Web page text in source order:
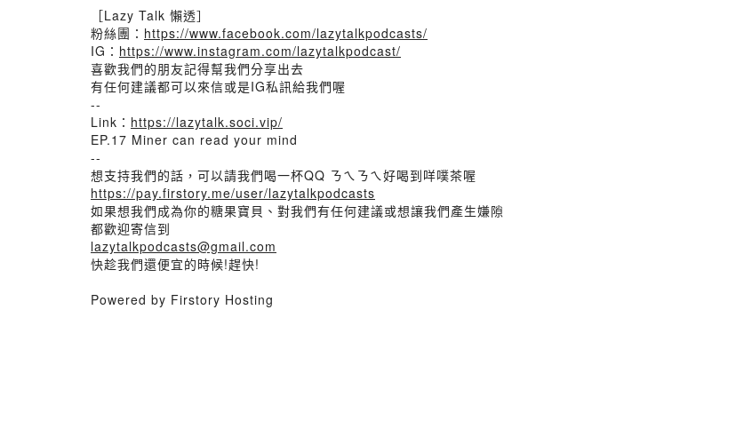
［Lazy Talk 懶透］
粉絲團： https://www.facebook.com/lazytalkpodcasts/
IG： https://www.instagram.com/lazytalkpodcast/
喜歡我們的朋友記得幫我們分享出去
有任何建議都可以來信或是IG私訊給我們喔
--
Link： https://lazytalk.soci.vip/
EP.17 Miner can read your mind
--
想支持我們的話，可以請我們喝一杯QQ ㄋㄟㄋㄟ好喝到咩噗茶喔
https://pay.firstory.me/user/lazytalkpodcasts
如果想我們成為你的糖果寶貝、對我們有任何建議或想讓我們產生嫌隙
都歡迎寄信到
lazytalkpodcasts@gmail.com
快趁我們還便宜的時候!趕快!
Powered by Firstory Hosting